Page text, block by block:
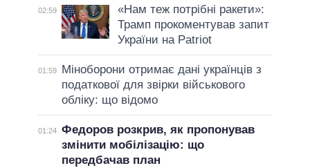
02:59
«Нам теж потрібні ракети»:
Трамп прокоментував запит
України на Patriot
01:59
Міноборони отримає дані українців з
податкової для звірки військового
обліку: що відомо
01:24 Федоров розкрив, як пропонував
змінити мобілізацію: що
передбачав план